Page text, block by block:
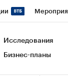
Исследования
Бизнес-планы